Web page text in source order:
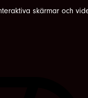
skärmar och